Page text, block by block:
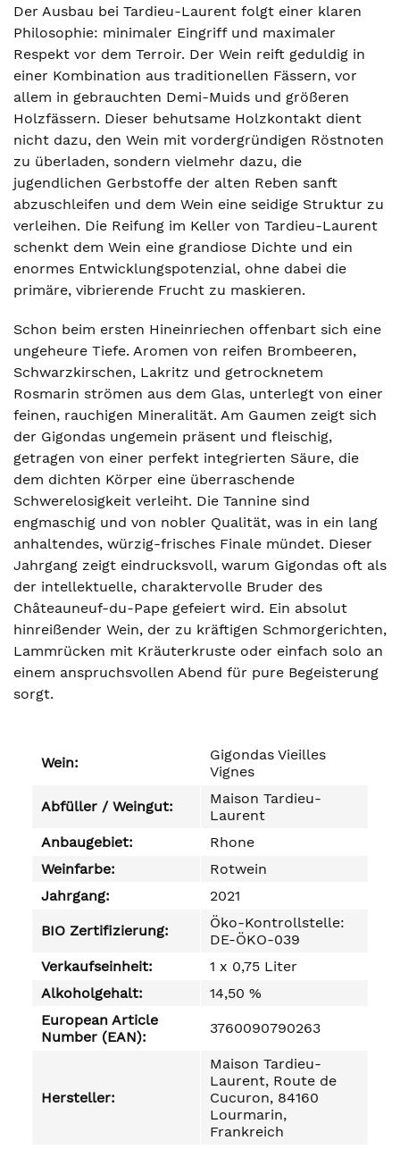
Der Ausbau bei Tardieu-Laurent folgt einer klaren
Philosophie: minimaler Eingriff und maximaler
Respekt vor dem Terroir. Der Wein reift geduldig in
einer Kombination aus traditionellen Fässern, vor
allem in gebrauchten Demi-Muids und größeren
Holzfässern. Dieser behutsame Holzkontakt dient
nicht dazu, den Wein mit vordergründigen Röstnoten
zu überladen, sondern vielmehr dazu, die
jugendlichen Gerbstoffe der alten Reben sanft
abzuschleifen und dem Wein eine seidige Struktur zu
verleihen. Die Reifung im Keller von Tardieu-Laurent
schenkt dem Wein eine grandiose Dichte und ein
enormes Entwicklungspotenzial, ohne dabei die
primäre, vibrierende Frucht zu maskieren.
Schon beim ersten Hineinriechen offenbart sich eine
ungeheure Tiefe. Aromen von reifen Brombeeren,
Schwarzkirschen, Lakritz und getrocknetem
Rosmarin strömen aus dem Glas, unterlegt von einer
feinen, rauchigen Mineralität. Am Gaumen zeigt sich
der Gigondas ungemein präsent und fleischig,
getragen von einer perfekt integrierten Säure, die
dem dichten Körper eine überraschende
Schwerelosigkeit verleiht. Die Tannine sind
engmaschig und von nobler Qualität, was in ein lang
anhaltendes, würzig-frisches Finale mündet. Dieser
Jahrgang zeigt eindrucksvoll, warum Gigondas oft als
der intellektuelle, charaktervolle Bruder des
Châteauneuf-du-Pape gefeiert wird. Ein absolut
hinreißender Wein, der zu kräftigen Schmorgerichten,
Lammrücken mit Kräuterkruste oder einfach solo an
einem anspruchsvollen Abend für pure Begeisterung
sorgt.
Wein:
Gigondas Vieilles
Vignes
Abfüller / Weingut:
Maison Tardieu-
Laurent
Anbaugebiet:
Rhone
Weinfarbe:
Rotwein
Jahrgang:
2021
BIO Zertifizierung:
Öko-Kontrollstelle:
DE-ÖKO-039
Verkaufseinheit:
1 x 0,75 Liter
Alkoholgehalt:
14,50 %
European Article
Number (EAN):
3760090790263
Hersteller:
Maison Tardieu-
Laurent, Route de
Cucuron, 84160
Lourmarin,
Frankreich